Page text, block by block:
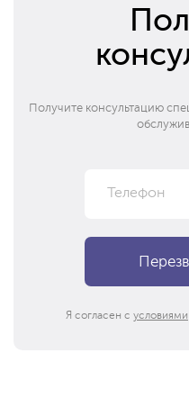
Получите консультацию
Я согласен с условиями